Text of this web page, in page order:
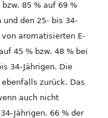
85 % auf 69 %
und den 25- bis 34-
von aromatisierten E-
45 % bzw. 48 % bei
34-Jährigen. Die
zurück. Das
auch nicht
Jährigen. 66 % der